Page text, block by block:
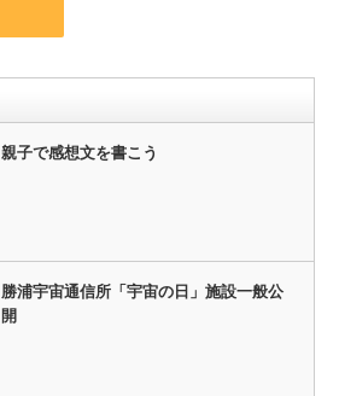
親子で感想文を書こう
勝浦宇宙通信所「宇宙の日」施設一般公
開